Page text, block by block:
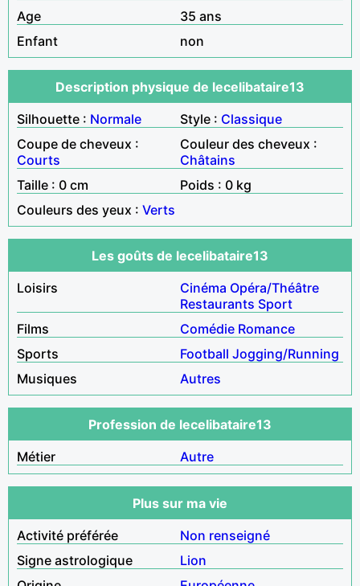
Age
35 ans
Enfant
non
Description physique de lecelibataire13
Silhouette : Normale Style : Classique
Coupe de cheveux :
Courts
Couleur des cheveux :
Châtains
Taille : 0 cm
Poids : 0 kg
Couleurs des yeux : Verts
Les goûts de lecelibataire13
Loisirs
Cinéma Opéra/Théâtre
Restaurants Sport
Films
Comédie Romance
Sports
Football Jogging/Running
Musiques
Autres
Profession de lecelibataire13
Métier
Autre
Plus sur ma vie
Activité préférée
Non renseigné
Signe astrologique
Lion